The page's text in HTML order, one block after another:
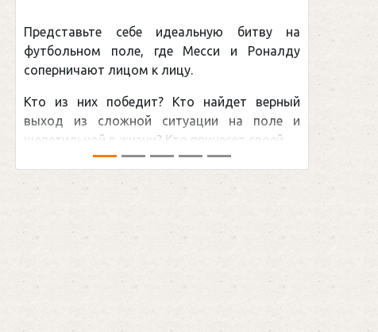
Спорт)
принадлежит великому канадцу Уэйну
Гретцки, — едва ли не самая обсуждаемая
хоккейная тема последних лет в мире.Перед
сезоном Национальной хоккейной лиги — ...